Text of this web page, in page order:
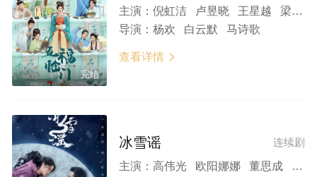
完结
主演： 倪虹洁 卢昱晓 王星越 梁永棋 柯颖 吴宣仪 黄圣池 董思成 黄杨钿甜 刘些宁 陈鹤一 赵晴 曾舜晞 蓝盈莹 孙晶晶 李昀锐 左小青 董春辉 程莉莎 白川 李明德 昌隆
导演： 杨欢 白云默 马诗歌
查看详情 
连续剧
冰雪谣
主演： 高伟光 欧阳娜娜 董思成 黄梦莹 任世豪 汤晶媚 王冠 孟子义 邵峰